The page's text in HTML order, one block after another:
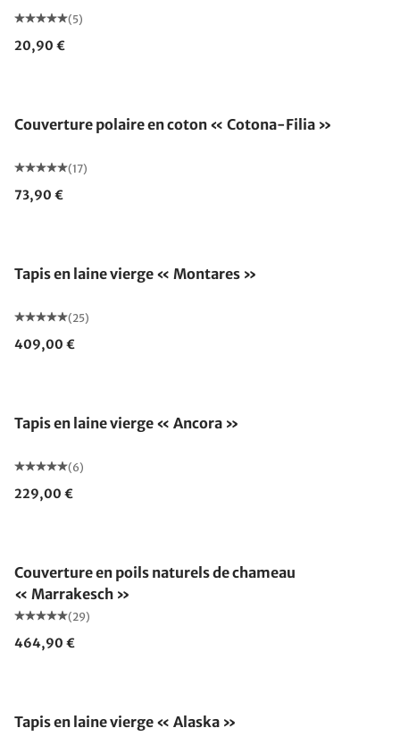
(5)
20,90 €
Couverture polaire en coton « Cotona-Filia »
(17)
73,90 €
Tapis en laine vierge « Montares »
(25)
409,00 €
Tapis en laine vierge « Ancora »
(6)
229,00 €
Couverture en poils naturels de chameau
« Marrakesch »
(29)
464,90 €
Tapis en laine vierge « Alaska »